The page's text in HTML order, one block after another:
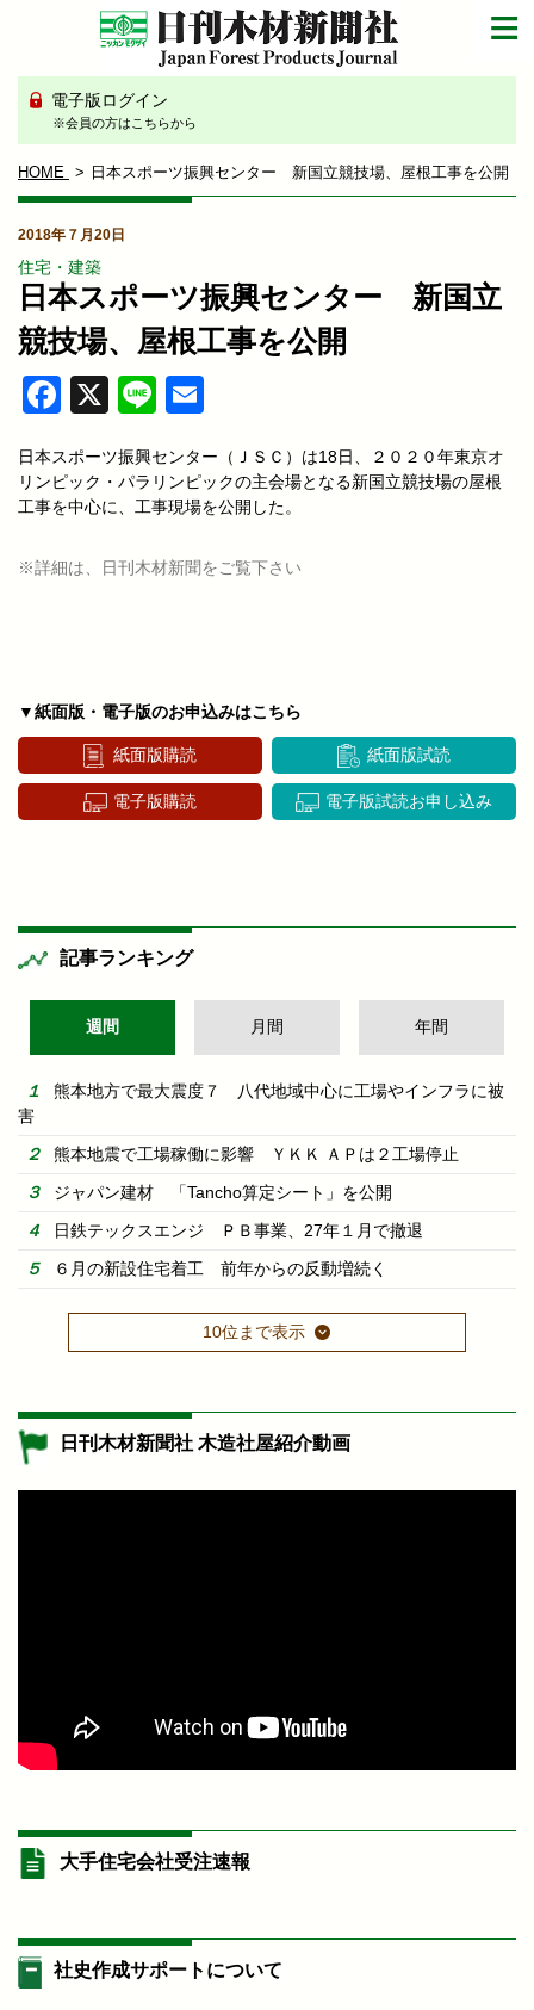
電子版ログイン
※会員の方はこちらから
HOME 日本スポーツ振興センター 新国立競技場、屋根工事を公開
2018年７月20日
住宅・建築
日本スポーツ振興センター 新国立
競技場、屋根工事を公開
Facebook
X Line
日本スポーツ振興センター（ＪＳＣ）は18日、２０２０年東京オ
リンピック・パラリンピックの主会場となる新国立競技場の屋根
工事を中心に、工事現場を公開した。
※詳細は、日刊木材新聞をご覧下さい
▼紙面版・電子版のお申込みはこちら
紙面版購読 紙面版試読
電子版購読 電子版試読お申し込み
記事ランキング
週間 月間 年間
熊本地方で最大震度７ 八代地域中心に工場やインフラに被
害
熊本地震で工場稼働に影響 ＹＫＫ ＡＰは２工場停止
ジャパン建材 「Tancho算定シート」を公開
日鉄テックスエンジ ＰＢ事業、27年１月で撤退
６月の新設住宅着工 前年からの反動増続く
10位まで表示
日刊木材新聞社 木造社屋紹介動画
大手住宅会社受注速報
社史作成サポートについて